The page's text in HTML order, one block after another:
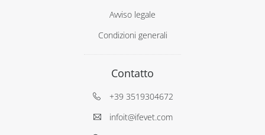
Avviso legale
Condizioni generali
Contatto
+39 3519304672
infoit@ifevet.com